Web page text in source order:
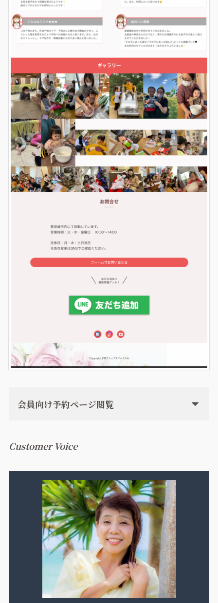
会員向け予約ページ閲覧
Customer Voice